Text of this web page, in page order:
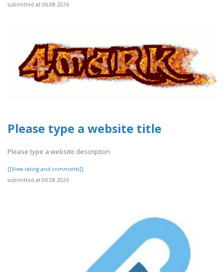
submitted at 06.08.2026
Please type a website title
Please type a website description
[[View rating and comments]]
submitted at 06.08.2026